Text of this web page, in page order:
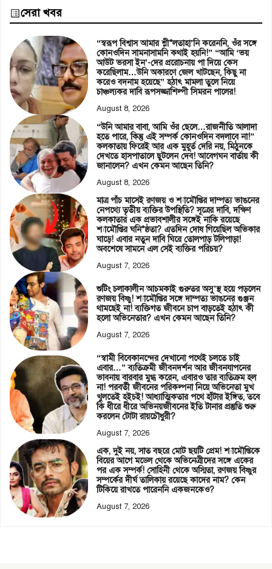
সেরা খবর
“স্বরূপ বিশ্বাস আমার শ্লী*লতাহা’নি করেননি, ওঁর সঙ্গে
কোনওদিন সামনাসামনি কথাই হয়নি!” “আমি ‘ভয়
আউট ভরসা ইন’-দের প্ররোচনায় পা দিয়ে কেস
করেছিলাম…উনি অকারণে জেল খাটছেন, কিছু না
করেও বদনাম হয়েছে” হঠাৎ মামলা তুলে নিয়ে
চাঞ্চল্যকর দাবি রূপসজ্জাশিল্পী সিমরন পালের!
August 8, 2026
“উনি আমার বাবা, আমি ওঁর ছেলে…রাজনীতি আলাদা
হতে পারে, কিন্তু এই সম্পর্ক কোনওদিন বদলাবে না!”
কলকাতায় ফিরেই আর এক মুহূর্ত দেরি নয়, মিঠুনকে
দেখতে হাসপাতালে ছুটলেন দেব! আবেগঘন বার্তায় কী
জানালেন? এখন কেমন আছেন তিনি?
August 8, 2026
মাত্র পাঁচ মাসেই রণজয় ও শ্যামৌপ্তির দাম্পত্য ভাঙনের
নেপথ্যে তৃতীয় ব্যক্তির উপস্থিতি? সূত্রের দাবি, দক্ষিণ
কলকাতার এক প্রভাবশালীর সঙ্গেই নাকি রয়েছে
শ্যামৌপ্তির ঘনি*ষ্ঠতা? এতদিন দোষ গিয়েছিল অভিকার
ঘাড়ে! এবার নতুন দাবি ঘিরে তোলপাড় টলিপাড়া!
অবশেষে সামনে এল সেই ব্যক্তির পরিচয়?
August 7, 2026
শুটিং চলাকালীন আচমকাই গুরুতর অসু’স্থ হয়ে পড়লেন
রণজয় বিষ্ণু! শ্যামৌপ্তির সঙ্গে দাম্পত্য ভাঙনের গুঞ্জন
থামছেই না! ব্যক্তিগত জীবনে চাপ বাড়তেই হঠাৎ কী
হলো অভিনেতার? এখন কেমন আছেন তিনি?
August 7, 2026
“স্বামী বিবেকানন্দের দেখানো পথেই চলতে চাই
এবার…” ব্যতিক্রমী জীবনদর্শন আর জীবনযাপনের
ভাবনায় বারবার মুগ্ধ করেন, এবারও তার ব্যতিক্রম হল
না! পরবর্তী জীবনের পরিকল্পনা নিয়ে অভিনেতা মুখ
খুলতেই হইচই! আধ্যাত্মিকতার পথে হাঁটার ইঙ্গিত, তবে
কি ধীরে ধীরে অভিনয়জীবনের ইতি টানার প্রস্তুতি শুরু
করলেন টোটা রায়চৌধুরী?
August 7, 2026
এক, দুই নয়, সাত বছরে মোট ছয়টি প্রেম! শ্যামৌপ্তিকে
বিয়ের আগে মডেল থেকে অভিনেত্রীদের সঙ্গে একের
পর এক সম্পর্ক! সোহিনী থেকে অস্মিতা, রণজয় বিষ্ণুর
সম্পর্কের দীর্ঘ তালিকায় রয়েছে কাদের নাম? কেন
টিকিয়ে রাখতে পারেননি একজনকেও?
August 7, 2026